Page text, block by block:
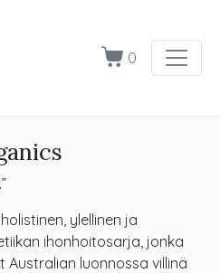
0
ylellinen ja
ihonhoitosarja, jonka
luonnossa villinä